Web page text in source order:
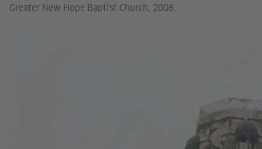
Greater New Hope Baptist Church, 2008.